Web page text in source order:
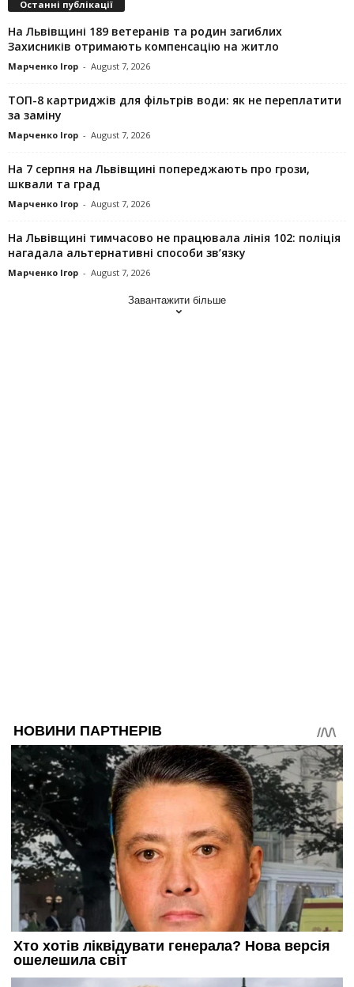
Останні публікації
На Львівщині 189 ветеранів та родин загиблих
Захисників отримають компенсацію на житло
Марченко Ігор - August 7, 2026
ТОП-8 картриджів для фільтрів води: як не переплатити
за заміну
Марченко Ігор - August 7, 2026
На 7 серпня на Львівщині попереджають про грози,
шквали та град
Марченко Ігор - August 7, 2026
На Львівщині тимчасово не працювала лінія 102: поліція
нагадала альтернативні способи зв’язку
Марченко Ігор - August 7, 2026
Завантажити більше